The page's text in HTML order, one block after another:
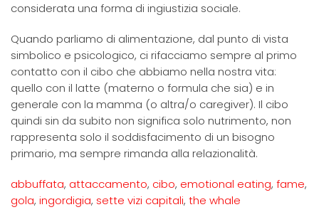
considerata una forma di ingiustizia sociale.
Quando parliamo di alimentazione, dal punto di vista
simbolico e psicologico, ci rifacciamo sempre al primo
contatto con il cibo che abbiamo nella nostra vita:
quello con il latte (materno o formula che sia) e in
generale con la mamma (o altra/o caregiver). Il cibo
quindi sin da subito non significa solo nutrimento, non
rappresenta solo il soddisfacimento di un bisogno
primario, ma sempre rimanda alla relazionalità.
abbuffata, attaccamento, cibo, emotional eating, fame,
gola, ingordigia, sette vizi capitali, the whale